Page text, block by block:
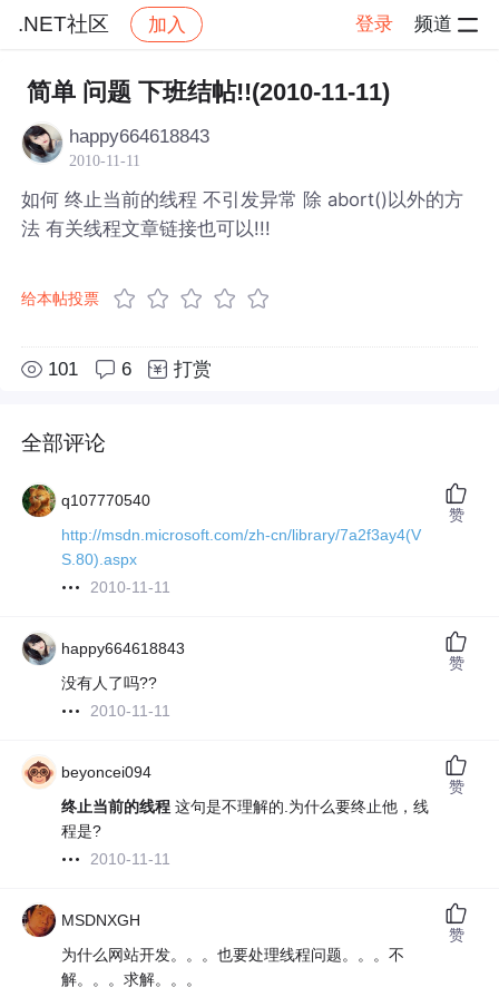
.NET社区 加入 登录 频道
社区 .NET社区 帖子详情
简单 问题 下班结帖!!(2010-11-11)
happy664618843
2010-11-11
如何 终止当前的线程 不引发异常 除 abort()以外的方
法 有关线程文章链接也可以!!!
给本帖投票
101 6 打赏
全部评论
q107770540
http://msdn.microsoft.com/zh-cn/library/7a2f3ay4(V
S.80).aspx
2010-11-11
赞
happy664618843
没有人了吗??
2010-11-11
赞
beyoncei094
终止当前的线程 这句是不理解的.为什么要终止他，线
程是?
2010-11-11
赞
MSDNXGH
为什么网站开发。。。也要处理线程问题。。。不
解。。。求解。。。
赞